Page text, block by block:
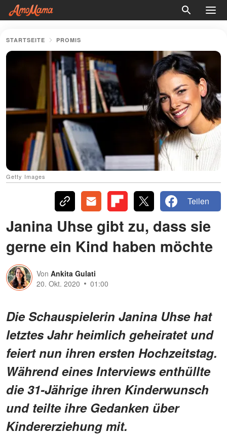
STARTSEITE PROMIS
Getty Images
Teilen
Janina Uhse gibt zu, dass sie
gerne ein Kind haben möchte
Von Ankita Gulati
20. Okt. 2020
01:00
Die Schauspielerin Janina Uhse hat
letztes Jahr heimlich geheiratet und
feiert nun ihren ersten Hochzeitstag.
Während eines Interviews enthüllte
die 31-Jährige ihren Kinderwunsch
und teilte ihre Gedanken über
Kindererziehung mit.